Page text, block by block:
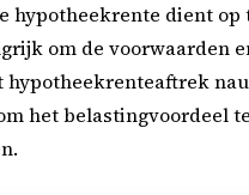
hypotheekrente dient op
om de voorwaarden
hypotheekrenteaftrek
het belastingvoordeel